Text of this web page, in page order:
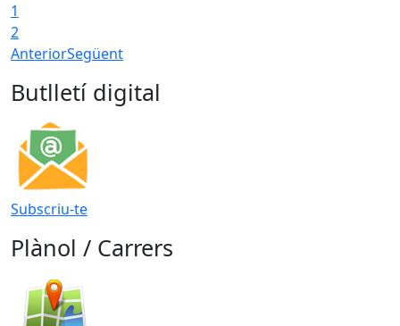
1
2
AnteriorSegüent
Butlletí digital
Subscriu-te
Plànol / Carrers